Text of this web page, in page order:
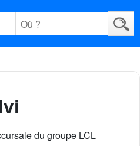
du groupe LCL